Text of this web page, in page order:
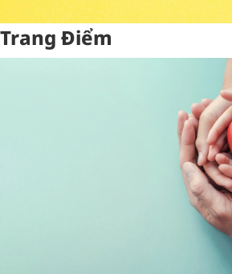
Trang Điểm